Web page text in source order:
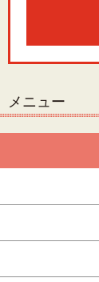
メニュー